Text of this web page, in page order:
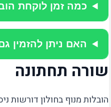
כמה זמן לוקחת
האם ניתן להזמין
שורה תחתונה
הובלות מנוף בחולון דורשות